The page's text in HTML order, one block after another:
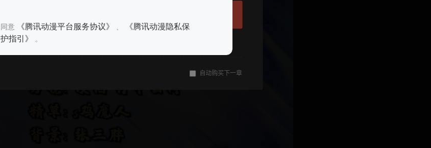
同意 《腾讯动漫平台服务协议》
《腾讯动漫隐私保
护指引》
。
01